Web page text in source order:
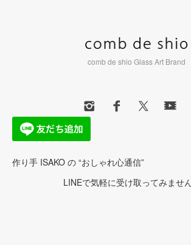
comb de shio Glass Art Brand
作り手 ISAKO の “おしゃれ心通信”
LINEで気軽に受け取ってみませ